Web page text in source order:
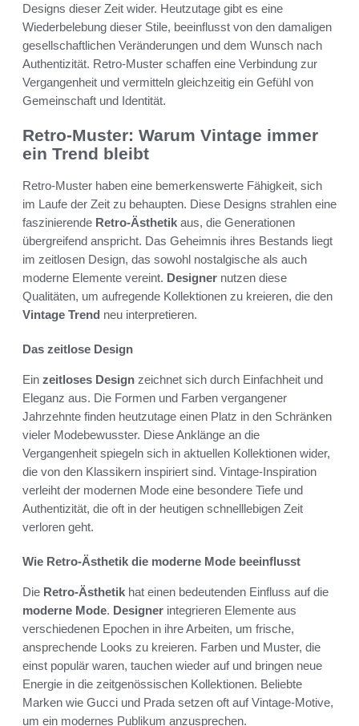
Designs dieser Zeit wider. Heutzutage gibt es eine
Wiederbelebung dieser Stile, beeinflusst von den damaligen
gesellschaftlichen Veränderungen und dem Wunsch nach
Authentizität. Retro-Muster schaffen eine Verbindung zur
Vergangenheit und vermitteln gleichzeitig ein Gefühl von
Gemeinschaft und Identität.
Retro-Muster: Warum Vintage immer
ein Trend bleibt
Retro-Muster haben eine bemerkenswerte Fähigkeit, sich
im Laufe der Zeit zu behaupten. Diese Designs strahlen eine
faszinierende Retro-Ästhetik aus, die Generationen
übergreifend anspricht. Das Geheimnis ihres Bestands liegt
im zeitlosen Design, das sowohl nostalgische als auch
moderne Elemente vereint. Designer nutzen diese
Qualitäten, um aufregende Kollektionen zu kreieren, die den
Vintage Trend neu interpretieren.
Das zeitlose Design
Ein zeitloses Design zeichnet sich durch Einfachheit und
Eleganz aus. Die Formen und Farben vergangener
Jahrzehnte finden heutzutage einen Platz in den Schränken
vieler Modebewusster. Diese Anklänge an die
Vergangenheit spiegeln sich in aktuellen Kollektionen wider,
die von den Klassikern inspiriert sind. Vintage-Inspiration
verleiht der modernen Mode eine besondere Tiefe und
Authentizität, die oft in der heutigen schnelllebigen Zeit
verloren geht.
Wie Retro-Ästhetik die moderne Mode beeinflusst
Die Retro-Ästhetik hat einen bedeutenden Einfluss auf die
moderne Mode. Designer integrieren Elemente aus
verschiedenen Epochen in ihre Arbeiten, um frische,
ansprechende Looks zu kreieren. Farben und Muster, die
einst populär waren, tauchen wieder auf und bringen neue
Energie in die zeitgenössischen Kollektionen. Beliebte
Marken wie Gucci und Prada setzen oft auf Vintage-Motive,
um ein modernes Publikum anzusprechen.